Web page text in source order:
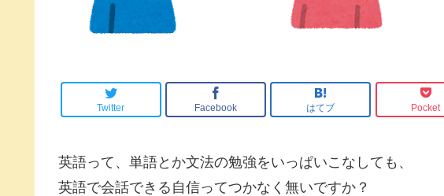
Twitter Facebook はてブ Pocket
英語って、単語とか文法の勉強をいっぱいこなしても、
英語で会話できる自信ってつかなく無いですか？